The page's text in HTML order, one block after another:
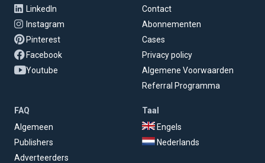
LinkedIn
Instagram
Pinterest
Facebook
Youtube
Contact
Abonnementen
Cases
Privacy policy
Algemene Voorwaarden
Referral Programma
FAQ
Algemeen
Publishers
Adverteerders
Taal
Engels
Nederlands